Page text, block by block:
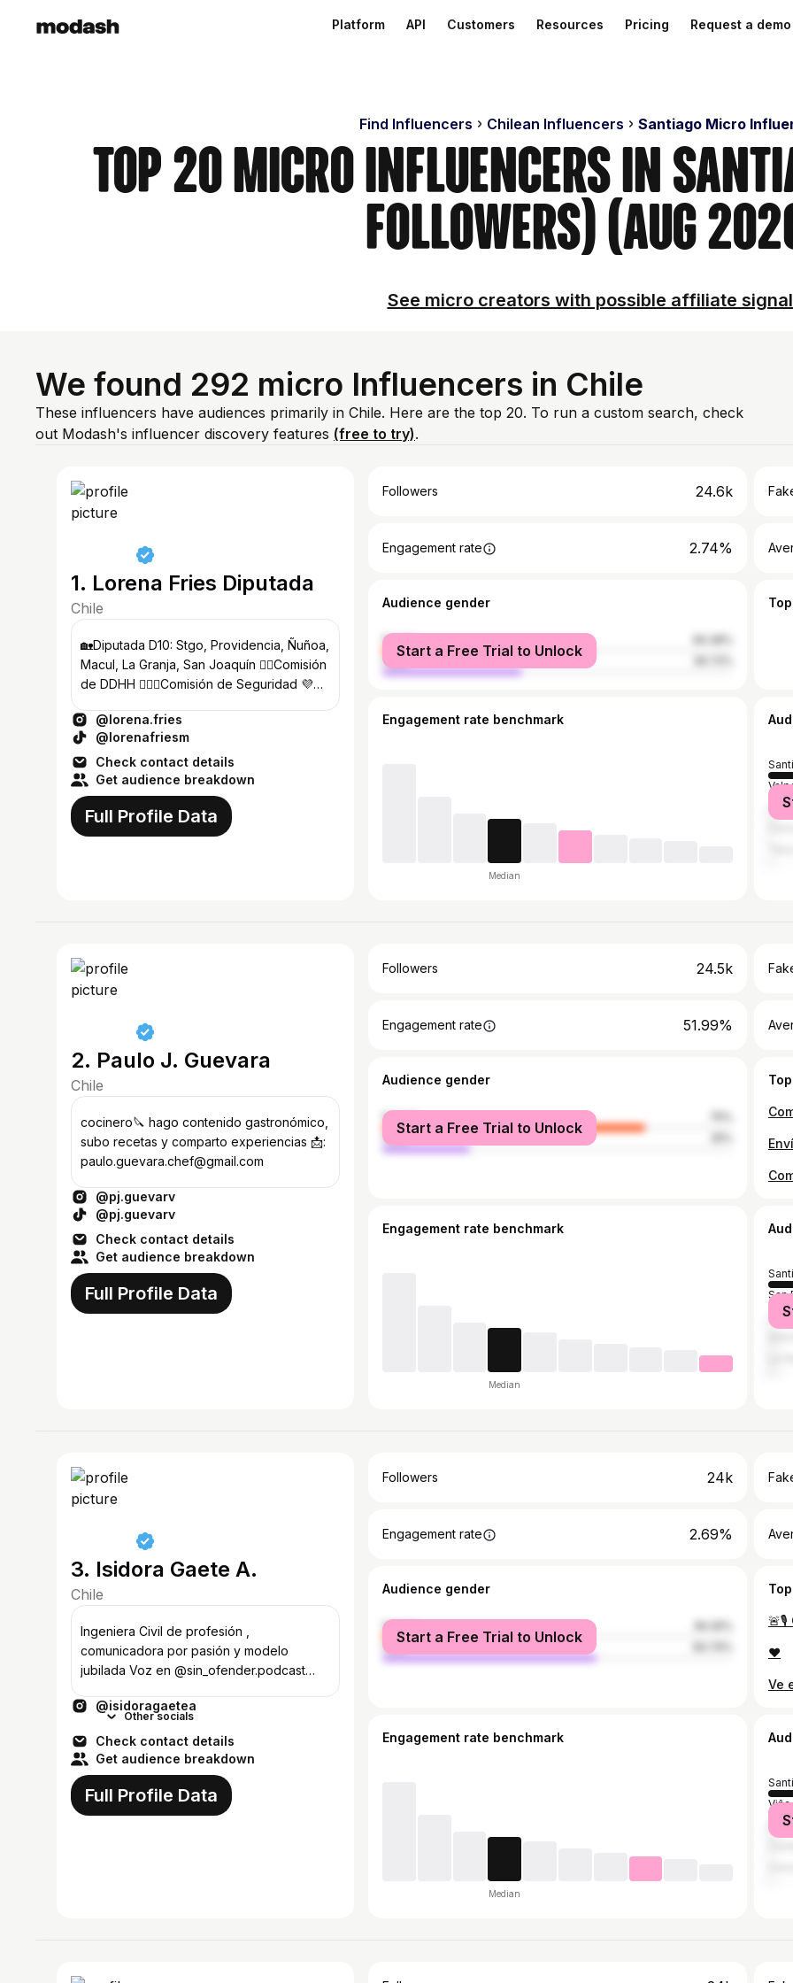
Platform API Customers Resources Pricing Request a demo
Find Influencers Chilean Influencers Santiago Micro
Top 20 Micro Influencers in
Followers) (Aug
See micro creators with possible affiliate
We found 292 micro Influencers in Chile
These influencers have audiences primarily in Chile. Here are the top 20. To run a custom search, check
out Modash's influencer discovery features (free to try).
1. Lorena Fries Diputada
Chile
🏡Diputada D10: Stgo, Providencia, Ñuñoa,
Macul, La Granja, San Joaquín ✊🏻Comisión
de DDHH 👷🏼‍♀️Comisión de Seguridad 💜
@lorena.fries
@lorenafriesm
Check contact details
Get audience breakdown
Full Profile Data
Followers 24.6k
Engagement rate 2.74%
Audience gender
female
male
Start a Free Trial to Unlock
Engagement rate benchmark
Median
2. Paulo J. Guevara
Chile
cocinero🔪 hago contenido gastronómico,
subo recetas y comparto experiencias 📩:
paulo.guevara.chef@gmail.com
@pj.guevarv
@pj.guevarv
Check contact details
Get audience breakdown
Full Profile Data
Followers 24.5k
Engagement rate 51.99%
Audience gender
female
male
Start a Free Trial to Unlock
Engagement rate benchmark
Median
San
3. Isidora Gaete A.
Chile
Ingeniera Civil de profesión ,
comunicadora por pasión y modelo
jubilada Voz en @sin_ofender.podcast
@isidoragaetea
Other socials
Check contact details
Get audience breakdown
Full Profile Data
Followers 24k
Engagement rate 2.69%
Audience gender
female
male
Start a Free Trial to Unlock
❤️
Ve
Engagement rate benchmark
Median
Buin